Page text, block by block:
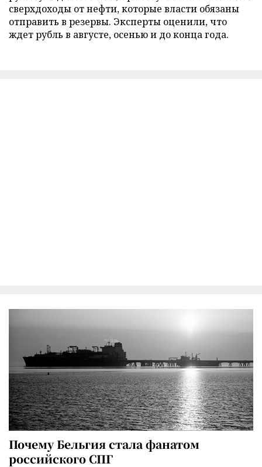
сверхдоходы от нефти, которые власти обязаны
отправить в резервы. Эксперты оценили, что
ждет рубль в августе, осенью и до конца года.
Почему Бельгия стала фанатом
российского СПГ